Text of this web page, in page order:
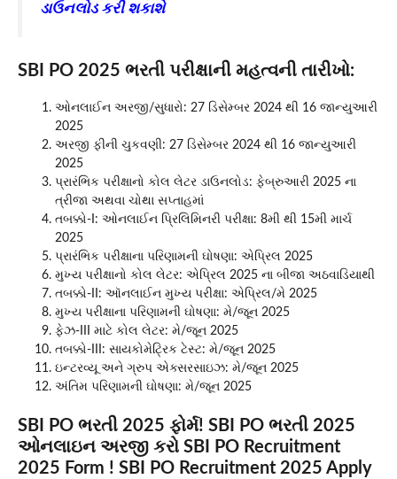
ડાઉનલોડ કરી શકાશે
SBI PO 2025 ભરતી પરીક્ષાની મહત્વની તારીખો:
ઓનલાઈન અરજી/સુધારો: 27 ડિસેમ્બર 2024 થી 16 જાન્યુઆરી
2025
અરજી ફીની ચુકવણી: 27 ડિસેમ્બર 2024 થી 16 જાન્યુઆરી
2025
પ્રારંભિક પરીક્ષાનો કોલ લેટર ડાઉનલોડ: ફેબ્રુઆરી 2025 ના
ત્રીજા અથવા ચોથા સપ્તાહમાં
તબક્કો-I: ઓનલાઈન પ્રિલિમિનરી પરીક્ષા: 8મી થી 15મી માર્ચ
2025
પ્રારંભિક પરીક્ષાના પરિણામની ઘોષણા: એપ્રિલ 2025
મુખ્ય પરીક્ષાનો કોલ લેટર: એપ્રિલ 2025 ના બીજા અઠવાડિયાથી
તબક્કો-II: ઑનલાઈન મુખ્ય પરીક્ષા: એપ્રિલ/મે 2025
મુખ્ય પરીક્ષાના પરિણામની ઘોષણા: મે/જૂન 2025
ફેઝ-III માટે કોલ લેટર: મે/જૂન 2025
તબક્કો-III: સાયકોમેટ્રિક ટેસ્ટ: મે/જૂન 2025
ઇન્ટરવ્યૂ અને ગ્રુપ એક્સરસાઇઝ: મે/જૂન 2025
અંતિમ પરિણામની ઘોષણા: મે/જૂન 2025
SBI PO ભરતી 2025 ફોર્મ! SBI PO ભરતી 2025
ઓનલાઇન અરજી કરો SBI PO Recruitment
2025 Form ! SBI PO Recruitment 2025 Apply